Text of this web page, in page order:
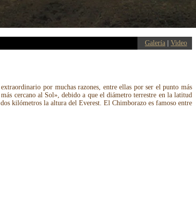
Galería Video
por muchas razones, entre ellas por ser el punto más
cercano al Sol», debido a que el diámetro terrestre en la latitud
kilómetros la altura del Everest. El Chimborazo es famoso entre